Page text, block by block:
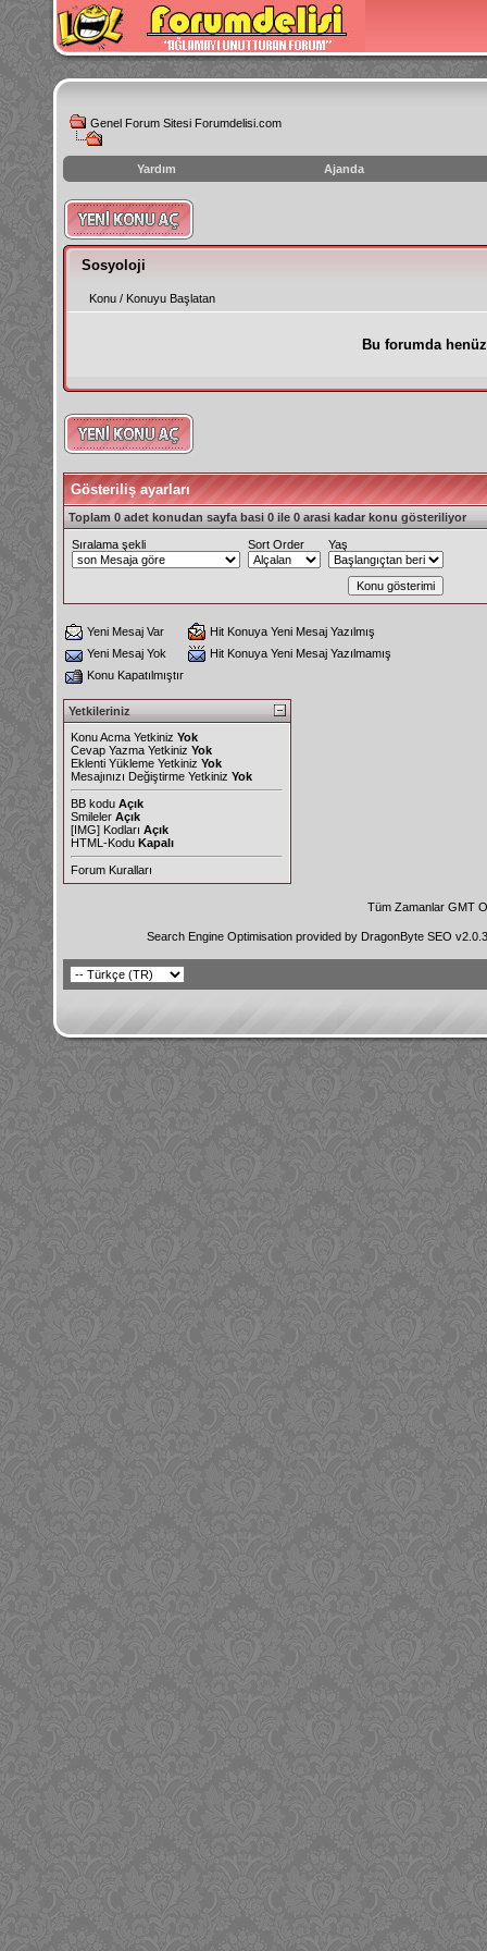
Genel Forum Sitesi Forumdelisi.com
Yardım Ajanda
instagram
izlenme
hilesi
Sosyoloji
Konu / Konuyu Başlatan
Bu forumda
Gösteriliş ayarları
Toplam 0 adet konudan sayfa basi 0 ile 0 arasi kadar konu gösteriliyor
Sıralama şekli Sort Order Yaş
Yeni Mesaj Var
Hit Konuya Yeni Mesaj Yazılmış
Yeni Mesaj Yok
Hit Konuya Yeni Mesaj Yazılmamış
Konu Kapatılmıştır
Yetkileriniz
Konu Acma Yetkiniz Yok
Cevap Yazma Yetkiniz Yok
Eklenti Yükleme Yetkiniz Yok
Mesajınızı Değiştirme Yetkiniz Yok
BB kodu Açık
Smileler Açık
[IMG] Kodları Açık
HTML-Kodu Kapalı
Forum Kuralları
Tüm Zamanlar GMT
Search Engine Optimisation provided by DragonByte SEO